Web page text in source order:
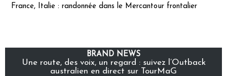
France, Italie : randonnée dans le Mercantour frontalier
BRAND NEWS
Une route, des voix, un regard : suivez l’Outback
australien en direct sur TourMaG